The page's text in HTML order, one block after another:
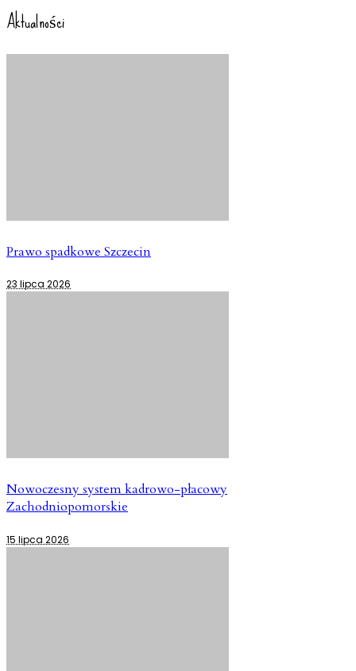
Aktualności
Prawo spadkowe Szczecin
23 lipca 2026
Nowoczesny system kadrowo-płacowy
Zachodniopomorskie
15 lipca 2026